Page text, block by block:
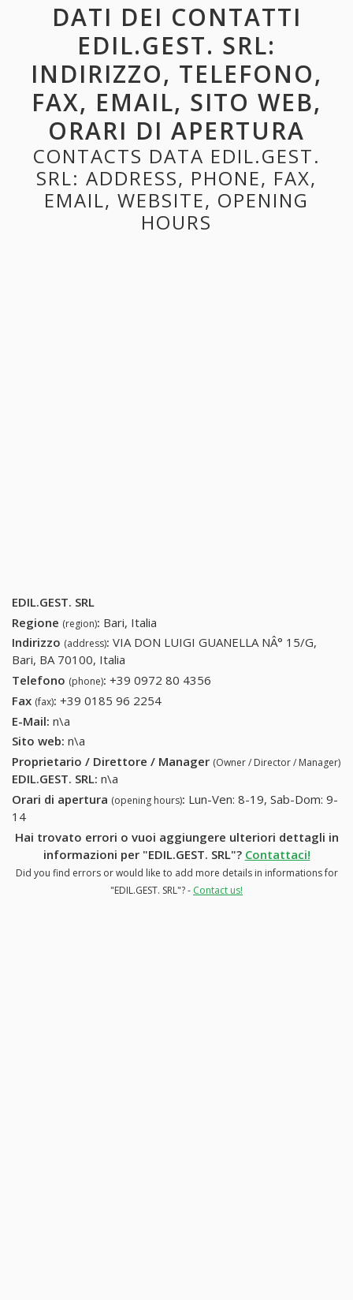
DATI DEI CONTATTI
EDIL.GEST. SRL:
INDIRIZZO, TELEFONO,
FAX, EMAIL, SITO WEB,
ORARI DI APERTURA
CONTACTS DATA EDIL.GEST.
SRL: ADDRESS, PHONE, FAX,
EMAIL, WEBSITE, OPENING
HOURS
EDIL.GEST. SRL
Regione (region): Bari, Italia
Indirizzo (address): VIA DON LUIGI GUANELLA NÂ° 15/G,
Bari, BA 70100, Italia
Telefono (phone): +39 0972 80 4356
Fax (fax): +39 0185 96 2254
E-Mail: n\a
Sito web: n\a
Proprietario / Direttore / Manager (Owner / Director / Manager)
EDIL.GEST. SRL: n\a
Orari di apertura (opening hours): Lun-Ven: 8-19, Sab-Dom: 9-
14
Hai trovato errori o vuoi aggiungere ulteriori dettagli in
informazioni per "EDIL.GEST. SRL"? Contattaci!
Did you find errors or would like to add more details in informations for
"EDIL.GEST. SRL"? - Contact us!